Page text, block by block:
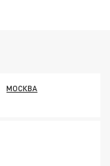
МОСКВА